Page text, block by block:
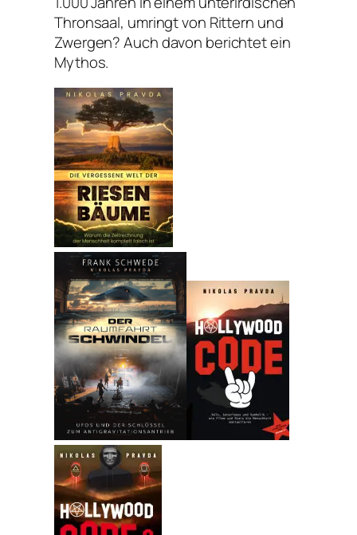
Thronsaal, umringt von Rittern und
Zwergen? Auch davon berichtet ein
Mythos.